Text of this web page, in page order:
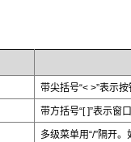
带尖括号“< >”表示
带方括号“[ ]”表示窗
多级菜单用“/”隔开